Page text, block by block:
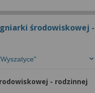
środowiskowej -
- rodzinnej